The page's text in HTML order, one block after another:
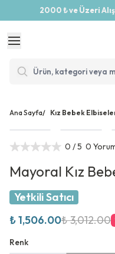
2000 ₺ ve Üzeri
Ana Sayfa/ Kız Bebek
0 / 5 0
Mayoral Kız
Yetkili Satıcı
₺ 1,506.00₺ 3,012.00
Renk